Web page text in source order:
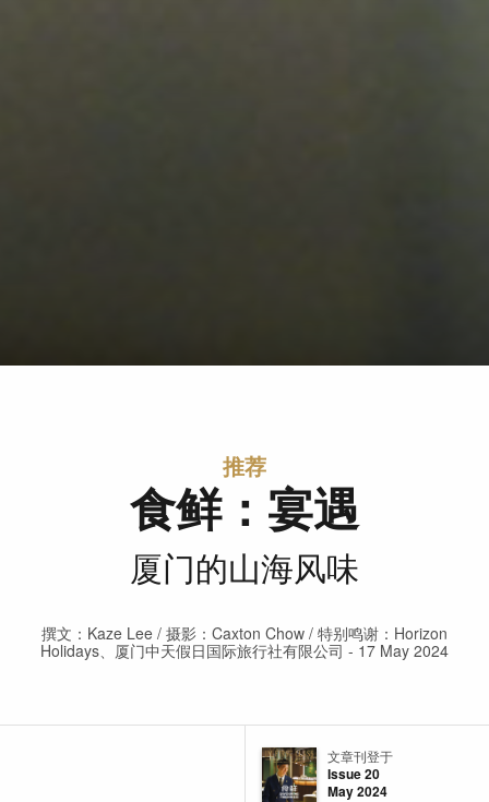
推荐
食鲜：宴遇
厦门的山海风味
撰文：Kaze Lee / 摄影：Caxton Chow / 特别鸣谢：Horizon
Holidays、厦门中天假日国际旅行社有限公司 - 17 May 2024
文章刊登于
Issue 20
May 2024